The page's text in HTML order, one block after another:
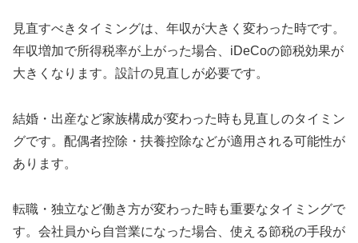
見直すべきタイミングは、年収が大きく変わった時です。
年収増加で所得税率が上がった場合、iDeCoの節税効果が
大きくなります。設計の見直しが必要です。
結婚・出産など家族構成が変わった時も見直しのタイミン
グです。配偶者控除・扶養控除などが適用される可能性が
あります。
転職・独立など働き方が変わった時も重要なタイミングで
す。会社員から自営業になった場合、使える節税の手段が